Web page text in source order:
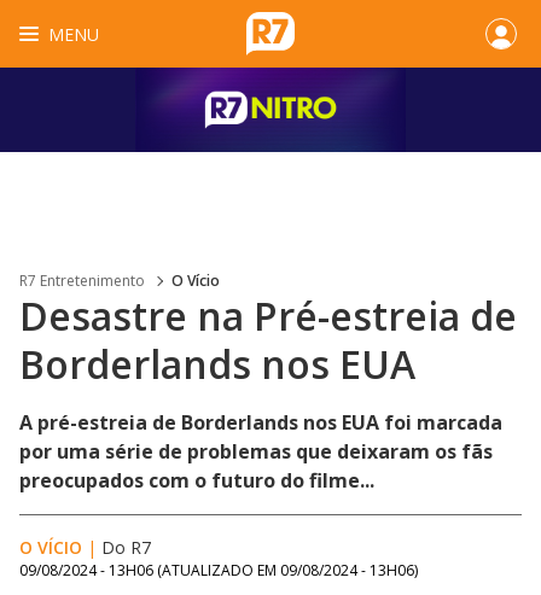
MENU
R7 Entretenimento O Vício
Desastre na Pré-estreia de
Borderlands nos EUA
A pré-estreia de Borderlands nos EUA foi marcada
por uma série de problemas que deixaram os fãs
preocupados com o futuro do filme...
O VÍCIO | Do R7
09/08/2024 - 13H06 (ATUALIZADO EM 09/08/2024 - 13H06)